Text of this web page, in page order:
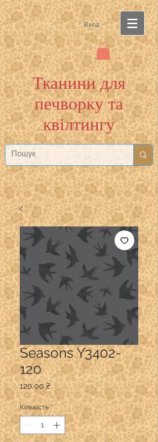
Вход
Тканини для
печворку та
квілтингу
Seasons Y3402-
120
120,00 ₴Ціна
Кількість *